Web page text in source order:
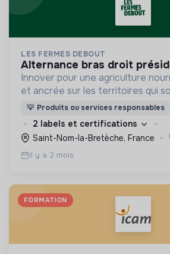
LES FERMES DEBOUT
alternance bras droit
Innover pour une agriculture
et ancrée sur les territoires qui
de l'humain et des écosystèmes
💡 Produits ou services responsables
2 labels et certifications
Saint-Nom-la-Bretèche, France
Il y a 2 mois
FORMATION